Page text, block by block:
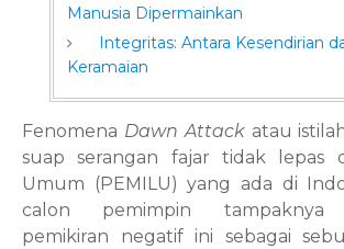
Manusia Dipermainkan
Integritas: Antara Kesendirian
Keramaian
Fenomena Dawn Attackatau
suap serangan fajar tidak lepas
Umum (PEMILU) yang ada di
calon pemimpin tampaknya
pemikiran negatif ini sebagai